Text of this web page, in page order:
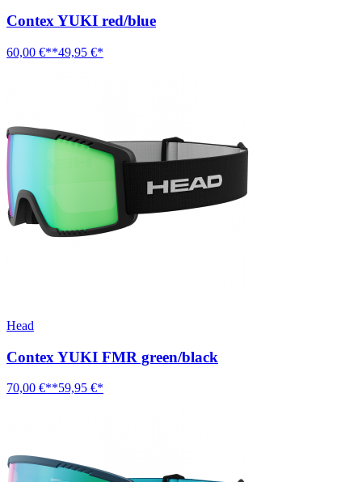
Contex YUKI red/blue
60,00 €**49,95 €*
Head
Contex YUKI FMR green/black
70,00 €**59,95 €*